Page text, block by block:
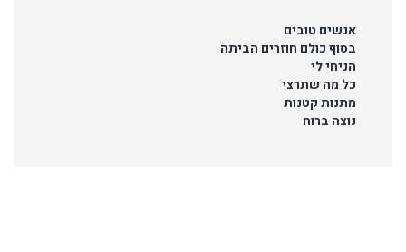
אנשים טובים
בסוף כולם חוזרים הביתה
הניחי לי
כל מה שתרצי
מתנות קטנות
נוצה ברוח